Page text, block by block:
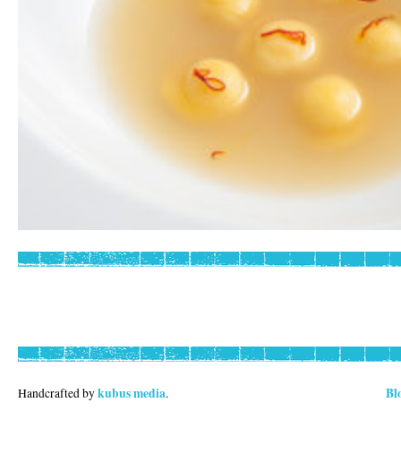
Handcrafted bykubus media.